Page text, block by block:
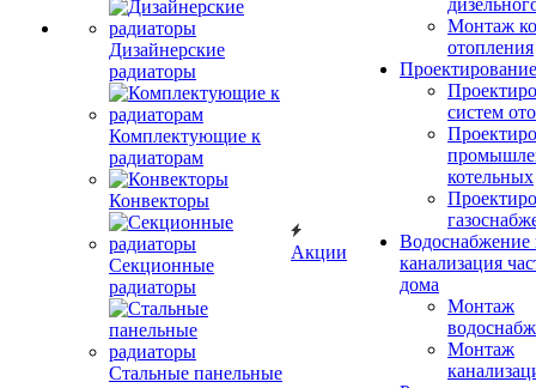
Дизайнерские
радиаторы
Комплектующие к
радиаторам
Конвекторы
Секционные
радиаторы
Стальные панельные
Акции
Монтаж
отопления
Проектирование
систем
котельных
Водоснабжение
канализация
дома
Монтаж
Монтаж